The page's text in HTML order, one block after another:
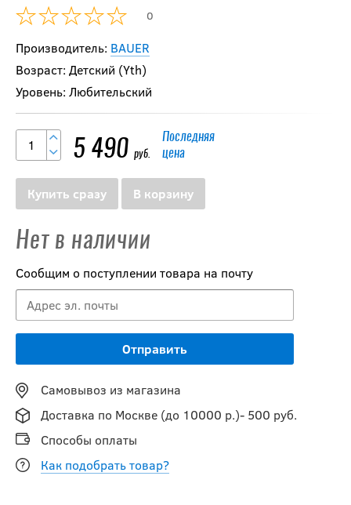
0
Производитель: BAUER
Возраст: Детский (Yth)
Уровень: Любительский
5 490 руб.
Последняя
цена
Купить сразу В корзину
Нет в наличии
Сообщим о поступлении товара на почту
Самовывоз из магазина
Доставка по Москве (до 10000 р.)- 500 руб.
Способы оплаты
Как подобрать товар?